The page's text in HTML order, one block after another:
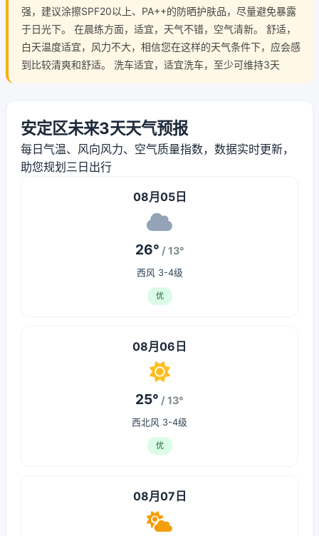
强，建议涂擦SPF20以上、PA++的防晒护肤品，尽量避免暴露
于日光下。 在晨练方面，适宜，天气不错，空气清新。 舒适，
白天温度适宜，风力不大，相信您在这样的天气条件下，应会感
到比较清爽和舒适。 洗车适宜，适宜洗车，至少可维持3天
安定区未来3天天气预报
每日气温、风向风力、空气质量指数，数据实时更新，
助您规划三日出行
08月05日
26° / 13°
西风 3-4级
优
08月06日
25° / 13°
西北风 3-4级
优
08月07日